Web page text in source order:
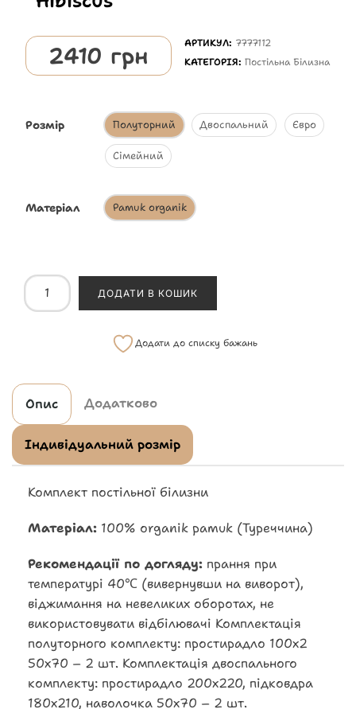
2410 грн АРТИКУЛ: 7777112
КАТЕГОРІЯ:Постільна Білизна
Розмір Полуторний Двоспальний Євро
Сімейний
Матеріал Pamuk organik
ДОДАТИ В КОШИК
Додати до списку бажань
Опис Додатково
Індивідуальний розмір
Комплект постільної білизни
Матеріал: 100% organik pamuk (Туреччина)
Рекомендації по догляду: прання при
температурі 40℃ (вивернувши на виворот),
віджимання на невеликих оборотах, не
використовувати відбілювачі Комплектація
полуторного комплекту: простирадло 100х2
50х70 – 2 шт. Комплектація двоспального
комплекту: простирадло 200х220, підковдра
180х210, наволочка 50х70 – 2 шт.